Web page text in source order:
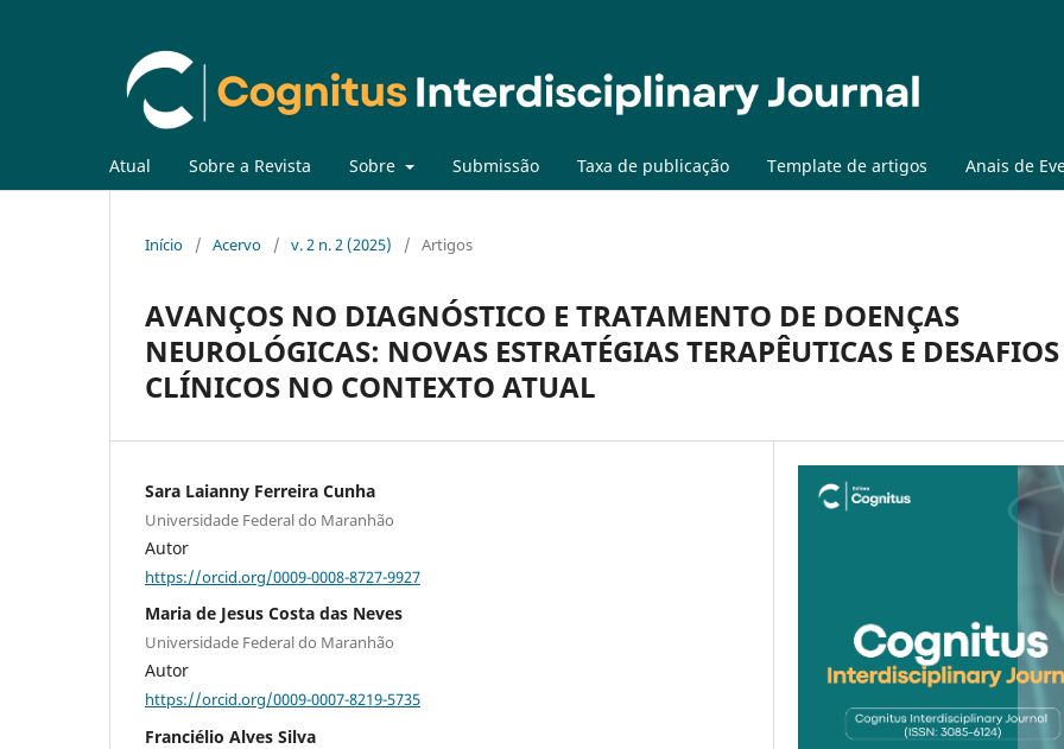
Atual Sobre a Revista Sobre Submissão Taxa de publicação Template de artigos Anais de
Início / Acervo / v. 2 n. 2 (2025) / Artigos
AVANÇOS NO DIAGNÓSTICO E TRATAMENTO DE DOENÇAS
NEUROLÓGICAS: NOVAS ESTRATÉGIAS TERAPÊUTICAS E DESAFIOS
CLÍNICOS NO CONTEXTO ATUAL
Sara Laianny Ferreira Cunha
Universidade Federal do Maranhão
Autor
https://orcid.org/0009-0008-8727-9927
Maria de Jesus Costa das Neves
Universidade Federal do Maranhão
Autor
https://orcid.org/0009-0007-8219-5735
Franciélio Alves Silva